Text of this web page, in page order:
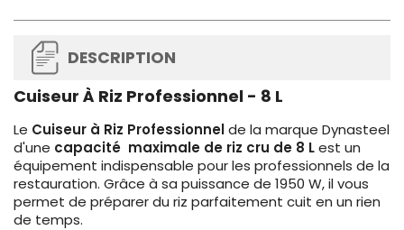
DESCRIPTION
Cuiseur À Riz Professionnel - 8 L
Le Cuiseur à Riz Professionnelde la marque Dynasteel
d'une capacité maximale de riz cru de 8 Lest un
équipement indispensable pour les professionnels de la
restauration. Grâce à sa puissance de 1950 W, il vous
permet de préparer du riz parfaitement cuit en un rien
de temps.